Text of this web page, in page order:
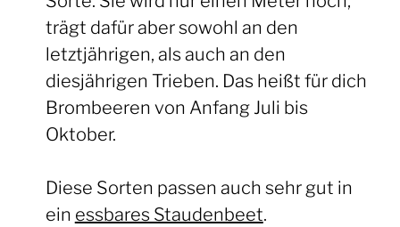
trägt dafür aber sowohl an den
letztjährigen, als auch an den
diesjährigen Trieben. Das heißt für dich
Brombeeren von Anfang Juli bis
Oktober.
Diese Sorten passen auch sehr gut in
ein essbares Staudenbeet.